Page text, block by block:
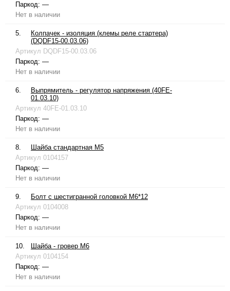
Паркод: —
Нет в наличии
5.
Колпачек - изоляция (клемы реле стартера)
(DQDF15-00.03.06)
Артикул DQDF15-00.03.06
Паркод: —
Нет в наличии
6.
Выпрямитель - регулятор напряжения (40FE-
01.03.10)
Артикул 40FE-01.03.10
Паркод: —
Нет в наличии
8.
Шайба стандартная М5
Артикул 0104157
Паркод: —
Нет в наличии
9.
Болт с шестигранной головкой М6*12
Артикул 0104008
Паркод: —
Нет в наличии
10.
Шайба - гровер М6
Артикул 0104154
Паркод: —
Нет в наличии